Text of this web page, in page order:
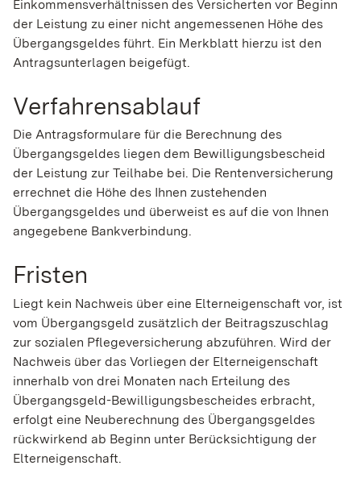
Einkommensverhältnissen des Versicherten vor Beginn
der Leistung zu einer nicht angemessenen Höhe des
Übergangsgeldes führt. Ein Merkblatt hierzu ist den
Antragsunterlagen beigefügt.
Verfahrensablauf
Die Antragsformulare für die Berechnung des
Übergangsgeldes liegen dem Bewilligungsbescheid
der Leistung zur Teilhabe bei. Die Rentenversicherung
errechnet die Höhe des Ihnen zustehenden
Übergangsgeldes und überweist es auf die von Ihnen
angegebene Bankverbindung.
Fristen
Liegt kein Nachweis über eine Elterneigenschaft vor, ist
vom Übergangsgeld zusätzlich der Beitragszuschlag
zur sozialen Pflegeversicherung abzuführen. Wird der
Nachweis über das Vorliegen der Elterneigenschaft
innerhalb von drei Monaten nach Erteilung des
Übergangsgeld-Bewilligungsbescheides erbracht,
erfolgt eine Neuberechnung des Übergangsgeldes
rückwirkend ab Beginn unter Berücksichtigung der
Elterneigenschaft.